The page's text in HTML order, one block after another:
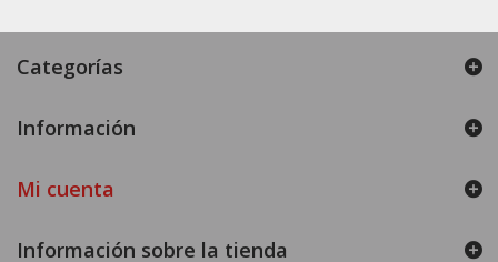
Categorías
Información
Mi cuenta
Información sobre la tienda